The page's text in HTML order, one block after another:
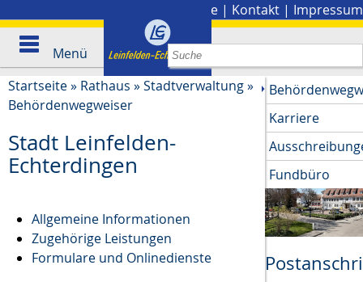
Presse | Kontakt | Impressum
Menü
Startseite» Rathaus »Stadtverwaltung»
Behördenwegweiser
Stadt Leinfelden-
Echterdingen
Allgemeine Informationen
Zugehörige Leistungen
Formulare und Onlinedienste
Karriere
Fundbüro